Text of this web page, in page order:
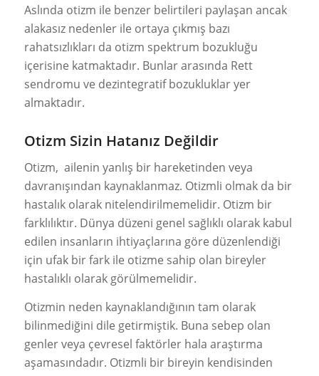
Aslında otizm ile benzer belirtileri paylaşan ancak
alakasız nedenler ile ortaya çıkmış bazı
rahatsızlıkları da otizm spektrum bozukluğu
içerisine katmaktadır. Bunlar arasında Rett
sendromu ve dezintegratif bozukluklar yer
almaktadır.
Otizm Sizin Hatanız Değildir
Otizm, ailenin yanlış bir hareketinden veya
davranışından kaynaklanmaz. Otizmli olmak da bir
hastalık olarak nitelendirilmemelidir. Otizm bir
farklılıktır. Dünya düzeni genel sağlıklı olarak kabul
edilen insanların ihtiyaçlarına göre düzenlendiği
için ufak bir fark ile otizme sahip olan bireyler
hastalıklı olarak görülmemelidir.
Otizmin neden kaynaklandığının tam olarak
bilinmediğini dile getirmiştik. Buna sebep olan
genler veya çevresel faktörler hala araştırma
aşamasındadır. Otizmli bir bireyin kendisinden